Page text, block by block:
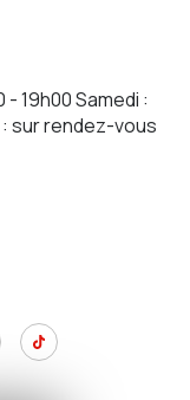
- 19h00 Samedi :
: sur rendez-vous